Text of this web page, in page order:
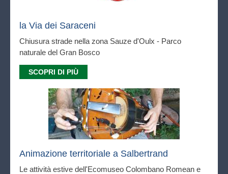
la Via dei Saraceni
Chiusura strade nella zona Sauze d'Oulx - Parco
naturale del Gran Bosco
SCOPRI DI PIÙ
Animazione territoriale a Salbertrand
Le attività estive dell'Ecomuseo Colombano Romean e